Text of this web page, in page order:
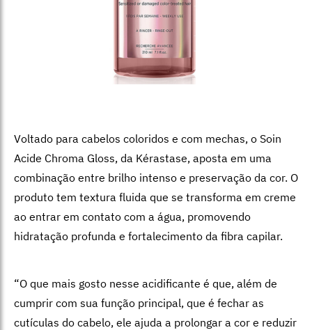
Voltado para cabelos coloridos e com mechas, o Soin
Acide Chroma Gloss, da Kérastase, aposta em uma
combinação entre brilho intenso e preservação da cor. O
produto tem textura fluida que se transforma em creme
ao entrar em contato com a água, promovendo
hidratação profunda e fortalecimento da fibra capilar.
“O que mais gosto nesse acidificante é que, além de
cumprir com sua função principal, que é fechar as
cutículas do cabelo, ele ajuda a prolongar a cor e reduzir